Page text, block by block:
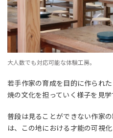
大人数でも対応可能な体験工房。
若手作家の育成を目的に作られ
焼の文化を担っていく様子を見学
普段は見ることができない作家
は、この地における才能の可視化